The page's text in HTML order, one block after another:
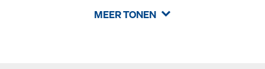
MEER TONEN